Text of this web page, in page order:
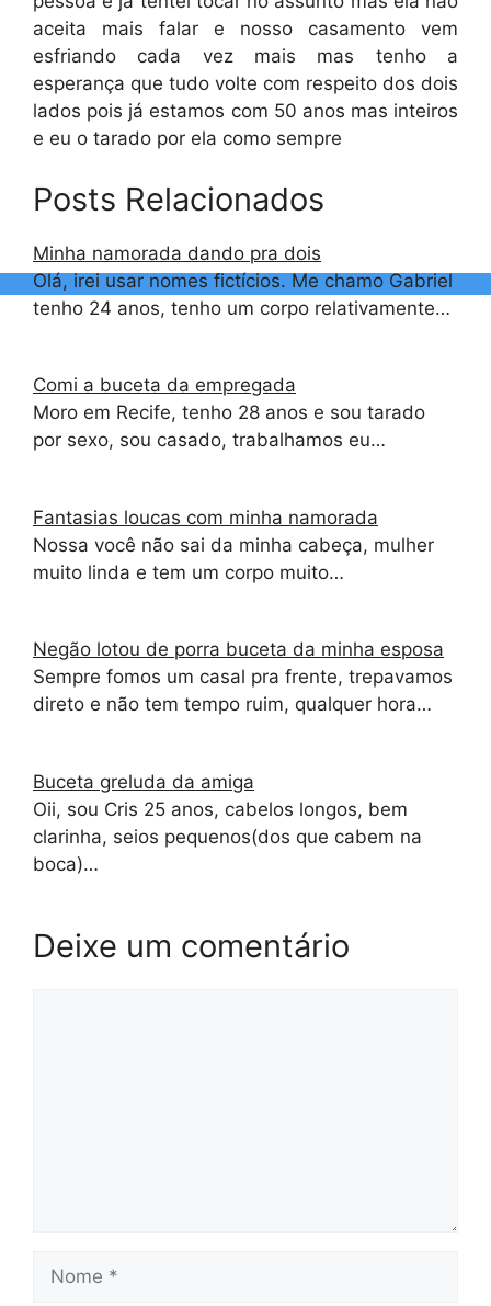
aceita mais falar e nosso casamento vem
esfriando cada vez mais mas tenho a
esperança que tudo volte com respeito dos dois
lados pois já estamos com 50 anos mas inteiros
e eu o tarado por ela como sempre
Posts Relacionados
Minha namorada dando pra dois
Olá, irei usar nomes fictícios. Me chamo Gabriel
tenho 24 anos, tenho um corpo relativamente…
Comi a buceta da empregada
Moro em Recife, tenho 28 anos e sou tarado
por sexo, sou casado, trabalhamos eu…
Fantasias loucas com minha namorada
Nossa você não sai da minha cabeça, mulher
muito linda e tem um corpo muito…
Negão lotou de porra buceta da minha esposa
Sempre fomos um casal pra frente, trepavamos
direto e não tem tempo ruim, qualquer hora…
Buceta greluda da amiga
Oii, sou Cris 25 anos, cabelos longos, bem
clarinha, seios pequenos(dos que cabem na
boca)…
Deixe um comentário
Nome